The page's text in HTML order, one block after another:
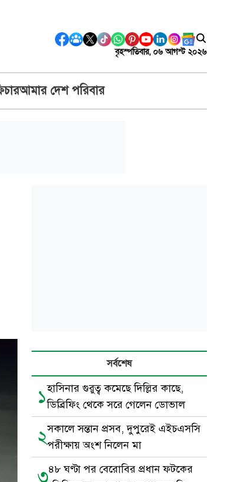
বৃহস্পতিবার, ০৬ আগস্ট ২০২৬
আমার দেশ পরিবার
সর্বশেষ
১হাসিনার গুরুত্ব কমেছে দিল্লির কাছে,
ডিব্রিফিং থেকে সরে গেলেন ডোভাল
২সকালে সন্তান প্রসব, দুপুরেই এইচএসসি
পরীক্ষায় অংশ নিলেন মা
৩৪৮ ঘণ্টা পর বেরোবির প্রধান ফটকের